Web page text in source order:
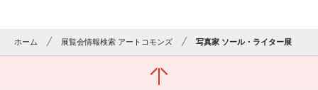
ホーム 展覧会情報検索 アートコモンズ 写真家 ソール・ライター展